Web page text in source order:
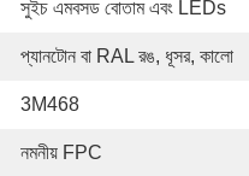
সুইচ এমবসড বোতাম এবং LEDs
প্যানটোন বা RAL রঙ, ধূসর, কালো
3M468
নমনীয় FPC